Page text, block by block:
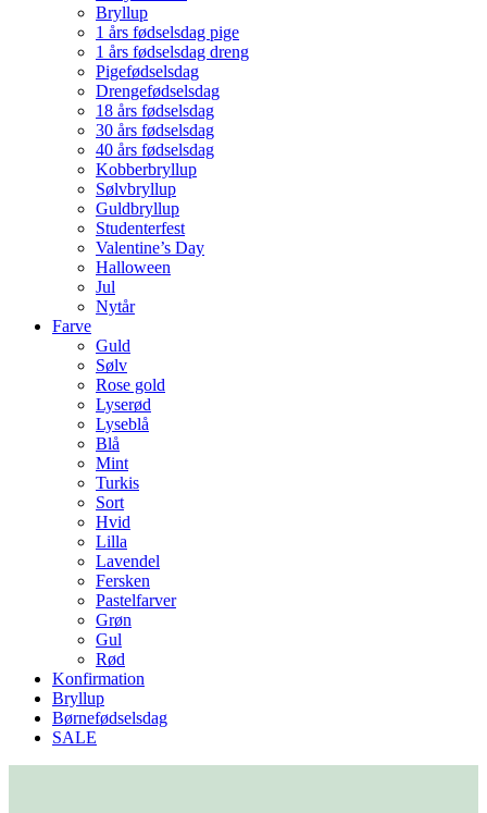
Bryllup
1 års fødselsdag pige
1 års fødselsdag dreng
Pigefødselsdag
Drengefødselsdag
18 års fødselsdag
30 års fødselsdag
40 års fødselsdag
Kobberbryllup
Sølvbryllup
Guldbryllup
Studenterfest
Valentine’s Day
Halloween
Jul
Nytår
Farve
Guld
Sølv
Rose gold
Lyserød
Lyseblå
Blå
Mint
Turkis
Sort
Hvid
Lilla
Lavendel
Fersken
Pastelfarver
Grøn
Gul
Rød
Konfirmation
Bryllup
Børnefødselsdag
SALE